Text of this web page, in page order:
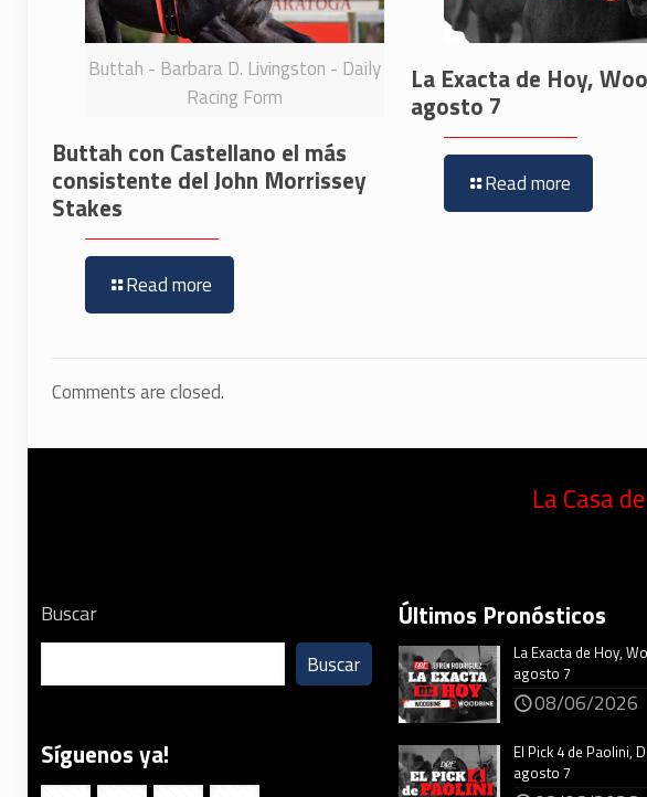
Buttah - Barbara D. Livingston - Daily
Racing Form
Buttah con Castellano el más
consistente del John Morrissey
Stakes
Read more
La Exacta de Hoy,
agosto 7
Read more
Comments are closed.
La Casa
Buscar
Buscar
Síguenos ya!
Últimos Pronósticos
La Exacta de Hoy,
agosto 7
08/06/2026
El Pick 4 de Paolini,
agosto 7